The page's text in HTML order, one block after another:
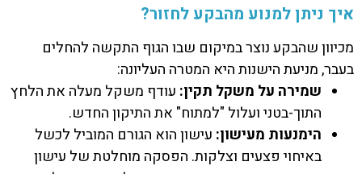
איך ניתן למנוע מהבקע לחזור?
מכיוון שהבקע נוצר במיקום שבו הגוף התקשה להחלים
בעבר, מניעת הישנות היא המטרה העליונה:
שמירה על משקל תקין: עודף משקל מעלה את הלחץ
התוך-בטני ועלול "למתוח" את התיקון החדש.
הימנעות מעישון: עישון הוא הגורם המוביל לכשל
באיחוי פצעים וצלקות. הפסקה מוחלטת של עישון